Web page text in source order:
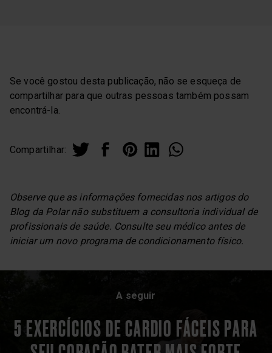
Se você gostou desta publicação, não se esqueça de
compartilhar para que outras pessoas também possam
encontrá-la.
Compartilhar:
Observe que as informações fornecidas nos artigos do
Blog da Polar não substituem a consultoria individual de
profissionais de saúde. Consulte seu médico antes de
iniciar um novo programa de condicionamento físico.
A seguir
5 EXERCÍCIOS DE CARDIO FÁCEIS PARA